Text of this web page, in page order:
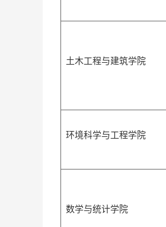
土木工程与建筑学院
环境科学与工程学院
数学与统计学院